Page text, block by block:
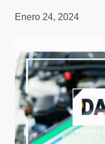
Enero 24, 2024